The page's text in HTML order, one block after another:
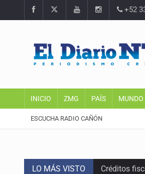
+52
INICIO ZMG PAÍS MUNDO
ESCUCHA RADIO CAÑÓN
LO MÁS VISTO Créditos